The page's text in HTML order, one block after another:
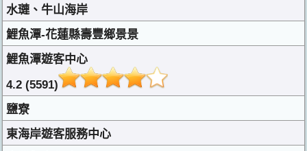
水璉、牛山海岸
鯉魚潭-花蓮縣壽豐鄉景景
鯉魚潭遊客中心
4.2 (5591)
鹽寮
東海岸遊客服務中心